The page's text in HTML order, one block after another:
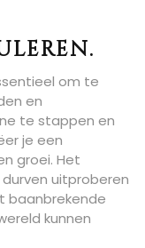
om te
en
te stappen en
je een
groei. Het
uitproberen
baanbrekende
kunnen